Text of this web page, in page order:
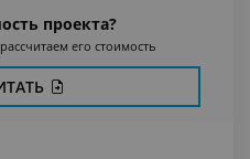
проекта?
его стоимость